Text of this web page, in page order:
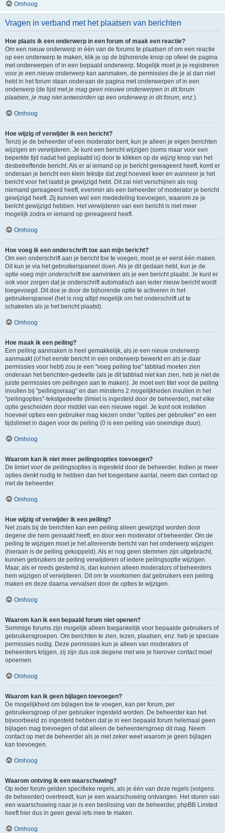
Omhoog
Vragen in verband met het plaatsen van berichten
Hoe plaats ik een onderwerp in een forum of maak een reactie?
Om een nieuw onderwerp in één van de forums te plaatsen of om een reactie
op een onderwerp te maken, klik je op de bijhorende knop op ofwel de pagina
met onderwerpen of in een bepaald onderwerp. Mogelijk moet je je registreren
voor je een nieuw onderwerp kan aanmaken, de permissies die je al dan niet
hebt in het forum staan onderaan de pagina met onderwerpen of in een
onderwerp (de lijst metje mag geen nieuwe onderwerpen in dit forum
plaatsen, je mag niet antwoorden op een onderwerp in dit forum, enz.).
Omhoog
Hoe wijzig of verwijder ik een bericht?
Tenzij je de beheerder of een moderator bent, kun je alleen je eigen berichten
wijzigen en verwijderen. Je kunt een bericht wijzigen (soms maar voor een
beperkte tijd nadat het geplaatst is) door te klikken op de wijzig knop van het
desbetreffende bericht. Als er al iemand op je bericht gereageerd heeft, komt er
onderaan je bericht een klein tekstje dat zegt hoeveel keer en wanneer je het
bericht voor het laatst je gewijzigd hebt. Dit zal niet verschijnen als nog
niemand gereageerd heeft, evenmin als een beheerder of moderator je bericht
gewijzigd heeft. Zij kunnen wel een mededeling toevoegen, waarom ze je
bericht gewijzigd hebben. Het verwijderen van een bericht is niet meer
mogelijk zodra er iemand op gereageerd heeft.
Omhoog
Hoe voeg ik een onderschrift toe aan mijn bericht?
Om een onderschrift aan je bericht toe te voegen, moet je er eerst één maken.
Dit kun je via het gebruikerspaneel doen. Als je dit gedaan hebt, kun je de
optie voeg mijn onderschrift toe aanvinken als je een bericht plaatst. Je kunt er
ook voor zorgen dat je onderschrift automatisch aan ieder nieuw bericht wordt
toegevoegd. Dit doe je door de bijhorende optie te activeren in het
gebruikerspaneel (het is nog altijd mogelijk om het onderschrift uit te
schakelen als je het bericht plaatst).
Omhoog
Hoe maak ik een peiling?
Een peiling aanmaken is heel gemakkelijk, als je een nieuw onderwerp
aanmaakt (of het eerste bericht in een onderwerp bewerkt en als je daar
permissies voor hebt) zou je een "voeg peiling toe" tabblad moeten zien
onderaan het berichten-gedeelte (als je dit tabblad niet kan zien, heb je niet de
juiste permissies om peilingen aan te maken). Je moet een titel voor de peiling
invullen bij "peilingsvraag" en dan minstens 2 mogelijkheden invullen in het
"peilingopties"-tekstgedeelte (limiet is ingesteld door de beheerder), met elke
optie gescheiden door middel van een nieuwe regel. Je kunt ook instellen
hoeveel opties een gebruiker mag kiezen onder "opties per gebruiker" en een
tijdslimiet in dagen voor de peiling (0 is een peiling van oneindige duur).
Omhoog
Waarom kan ik niet meer peilingsopties toevoegen?
De limiet voor de peilingsopties is ingesteld door de beheerder. Indien je meer
opties denkt nodig te hebben dan het toegestane aantal, neem dan contact op
met de beheerder.
Omhoog
Hoe wijzig of verwijder ik een peiling?
Net zoals bij de berichten kan een peiling alleen gewijzigd worden door
degene die hem gemaakt heeft, en door een moderator of beheerder. Om de
peiling te wijzigen moet je het allereerste bericht van het onderwerp wijzigen
(hieraan is de peiling gekoppeld). Als er nog geen stemmen zijn uitgebracht,
kunnen gebruikers de peiling verwijderen of iedere peilingsoptie wijzigen.
Maar, als er reeds gestemd is, dan kunnen alleen moderators of beheerders
hem wijzigen of verwijderen. Dit om te voorkomen dat gebruikers een peiling
maken en deze daarna vervalsen door de opties te wijzigen.
Omhoog
Waarom kan ik een bepaald forum niet openen?
Sommige forums zijn mogelijk alleen toegankelijk voor bepaalde gebruikers of
gebruikersgroepen. Om berichten te zien, lezen, plaatsen, enz. heb je speciale
permissies nodig. Deze permissies kun je alleen van moderators of
beheerders krijgen, zij zijn dus ook degene met wie je hierover contact moet
opnemen.
Omhoog
Waarom kan ik geen bijlagen toevoegen?
De mogelijkheid om bijlagen toe te voegen, kan per forum, per
gebruikersgroep of per gebruiker ingesteld worden. De beheerder kan het
bijvoorbeeld zo ingesteld hebben dat je in een bepaald forum helemaal geen
bijlagen mag toevoegen of dat alleen de beheerdersgroep dit mag. Neem
contact op met de beheerder als je niet zeker weet waarom je geen bijlagen
kan toevoegen.
Omhoog
Waarom ontving ik een waarschuwing?
Op ieder forum gelden specifieke regels, als je één van deze regels (volgens
de beheerder) overtreedt, kun je een waarschuwing ontvangen. Het sturen van
een waarschuwing naar je is een beslissing van de beheerder, phpBB Limited
heeft hier dus in geen geval iets mee te maken.
Omhoog